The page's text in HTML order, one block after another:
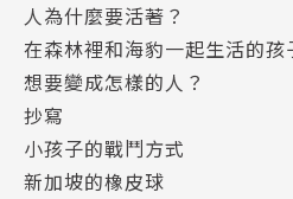
十六篇以童年生活經驗為題的
人感到壓力的便是課業與未來
「為什麼孩子要上學？」「人
想要成為怎樣的人？」本書不
的解答之書，也是擁抱青少年
人為什麼要活著？
在森林裡和海豹一起生活的孩
想要變成怎樣的人？
抄寫
小孩子的戰鬥方式
新加坡的橡皮球